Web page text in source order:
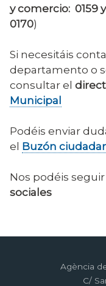
y comercio: 0159
0170)
Si necesitáis
departamento o
consultar el
Municipal
Podéis enviar
el Buzón
Nos podéis
sociales
Agència
C/